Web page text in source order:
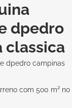
dpedro
classica
dpedro campinas
com 5o0 m² no